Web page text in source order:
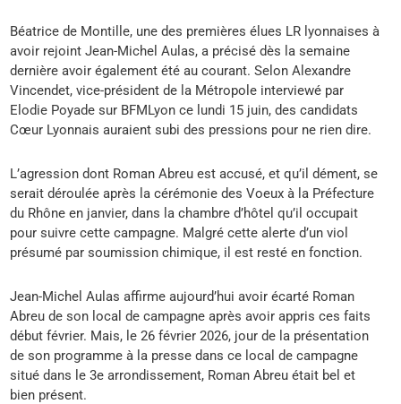
Béatrice de Montille, une des premières élues LR lyonnaises à
avoir rejoint Jean-Michel Aulas, a précisé dès la semaine
dernière avoir également été au courant. Selon Alexandre
Vincendet, vice-président de la Métropole interviewé par
Elodie Poyade sur BFMLyon ce lundi 15 juin, des candidats
Cœur Lyonnais auraient subi des pressions pour ne rien dire.
L’agression dont Roman Abreu est accusé, et qu’il dément, se
serait déroulée après la cérémonie des Voeux à la Préfecture
du Rhône en janvier, dans la chambre d’hôtel qu’il occupait
pour suivre cette campagne. Malgré cette alerte d’un viol
présumé par soumission chimique, il est resté en fonction.
Jean-Michel Aulas affirme aujourd’hui avoir écarté Roman
Abreu de son local de campagne après avoir appris ces faits
début février. Mais, le 26 février 2026, jour de la présentation
de son programme à la presse dans ce local de campagne
situé dans le 3e arrondissement, Roman Abreu était bel et
bien présent.